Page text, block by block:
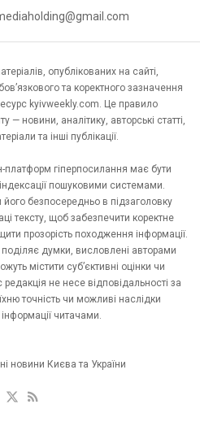
опублікованих на сайті,
та коректного зазначення
kyivweekly.com. Це правило
— новини, аналітику, авторські статті,
та інші публікації.
платформ гіперпосилання має бути
пошуковими системами.
безпосередньо в підзаголовку
тексту, щоб забезпечити коректне
прозорість походження інформації.
думки, висловлені авторами
містити суб’єктивні оцінки чи
не несе відповідальності за
точність чи можливі наслідки
читачами.
новини Києва та України